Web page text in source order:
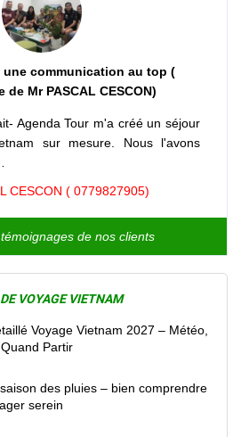
communication au top (
Mr PASCAL CESCON)
Agenda Tour m'a créé un séjour
sur mesure. Nous l'avons
CESCON ( 0779827905)
de nos clients
VOYAGE VIETNAM
Voyage Vietnam 2027 – Météo,
Partir
des pluies – bien comprendre
serein